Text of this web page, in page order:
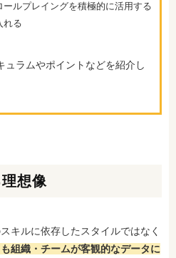
ールプレイングを積極的に活用する
れる
ュラムやポイントなどを紹介し
想像
キルに依存したスタイルではなく
組織・チームが客観的なデータに